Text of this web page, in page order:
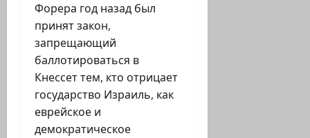
Форера год назад был
принят закон,
запрещающий
баллотироваться в
Кнессет тем, кто отрицает
государство Израиль, как
еврейское и
демократическое